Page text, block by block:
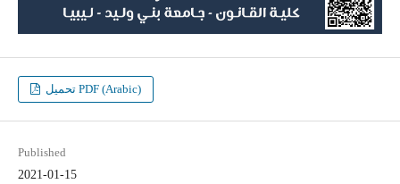
تحميل PDF (Arabic)
Published
2021-01-15